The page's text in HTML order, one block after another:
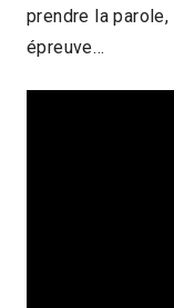
prendre la
épreuve…